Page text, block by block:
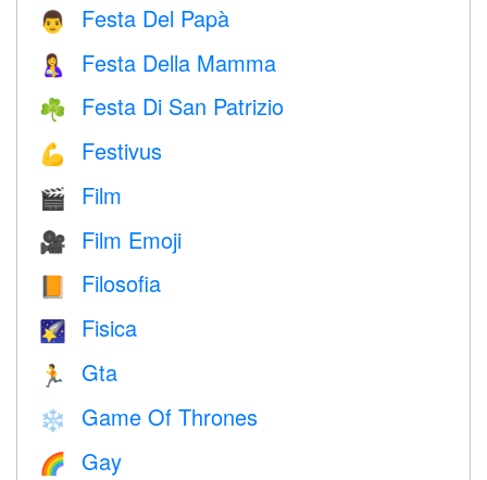
👨 Festa Del Papà
🤱 Festa Della Mamma
☘️ Festa Di San Patrizio
💪 Festivus
🎬 Film
🎥 Film Emoji
📙 Filosofia
🌠 Fisica
🏃 Gta
❄️ Game Of Thrones
🌈 Gay